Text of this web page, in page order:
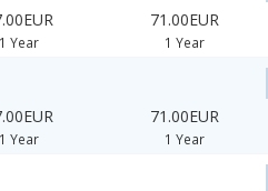
1 Year
71.00EUR
1 Year
1 Year
71.00EUR
1 Year